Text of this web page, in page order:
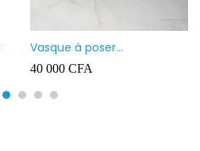
Vasque à poser
rectangulaire noir mate
40 000 CFA